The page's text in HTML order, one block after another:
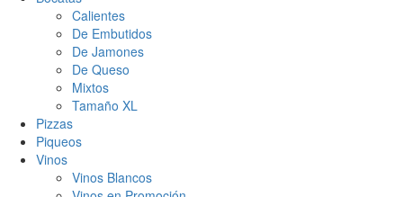
Calientes
De Embutidos
De Jamones
De Queso
Mixtos
Tamaño XL
Pizzas
Piqueos
Vinos
Vinos Blancos